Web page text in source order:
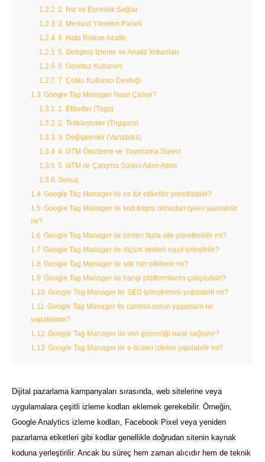
1.2.2 2. Hız ve Esneklik Sağlar
1.2.3 3. Merkezi Yönetim Paneli
1.2.4 4. Hata Riskini Azaltır
1.2.5 5. Gelişmiş İzleme ve Analiz İmkanları
1.2.6 6. Ücretsiz Kullanım
1.2.7 7. Çoklu Kullanıcı Desteği
1.3 Google Tag Manager Nasıl Çalışır?
1.3.1
1. Etiketler (Tags)
1.3.2 2. Tetikleyiciler (Triggers)
1.3.3 3. Değişkenler (Variables)
1.3.4 4. GTM Önizleme ve Yayınlama Süreci
1.3.5 5. GTM ile Çalışma Süreci Adım Adım
1.3.6 Sonuç
1.4 Google Tag Manager ile ne tür etiketler yönetilebilir?
1.5 Google Tag Manager ile kod bilgisi olmadan işlem yapılabilir
mi?
1.6 Google Tag Manager ile birden fazla site yönetilebilir mi?
1.7 Google Tag Manager ile ölçüm verileri nasıl iyileştirilir?
1.8 Google Tag Manager ile site hızı etkilenir mi?
1.9 Google Tag Manager ile hangi platformlarda çalışılabilir?
1.10 Google Tag Manager ile SEO iyileştirmesi yapılabilir mi?
1.11
Google Tag Manager ile canlıda sorun yaşarsam ne
yapabilirim?
1.12 Google Tag Manager ile veri güvenliği nasıl sağlanır?
1.13 Google Tag Manager ile e-ticaret izleme yapılabilir mi?
Dijital pazarlama kampanyaları sırasında, web sitelerine veya
uygulamalara çeşitli izleme kodları eklemek gerekebilir. Örneğin,
Google Analytics izleme kodları, Facebook Pixel veya yeniden
pazarlama etiketleri gibi kodlar genellikle doğrudan sitenin kaynak
koduna yerleştirilir. Ancak bu süreç hem zaman alıcıdır hem de teknik